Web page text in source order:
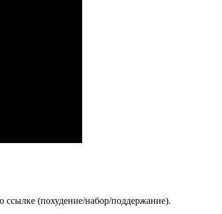
ссылке (похудение/набор/поддержание).